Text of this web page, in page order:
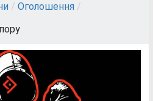
/ Оголошення /